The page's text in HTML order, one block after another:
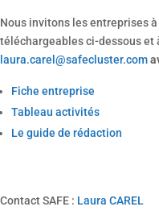
Nous invitons les entreprises
téléchargeables ci-dessous et
laura.carel@safecluster.com
Fiche entreprise
Tableau activités
Le guide de rédaction
Contact SAFE : Laura CAREL